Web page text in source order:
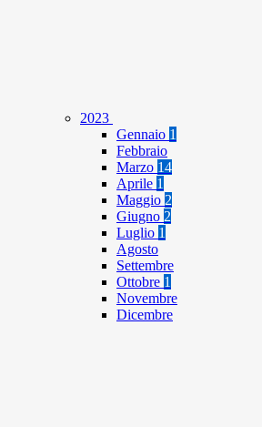
2023
Gennaio 1
Febbraio
Marzo 14
Aprile 1
Maggio 2
Giugno 2
Luglio 1
Agosto
Settembre
Ottobre 1
Novembre
Dicembre